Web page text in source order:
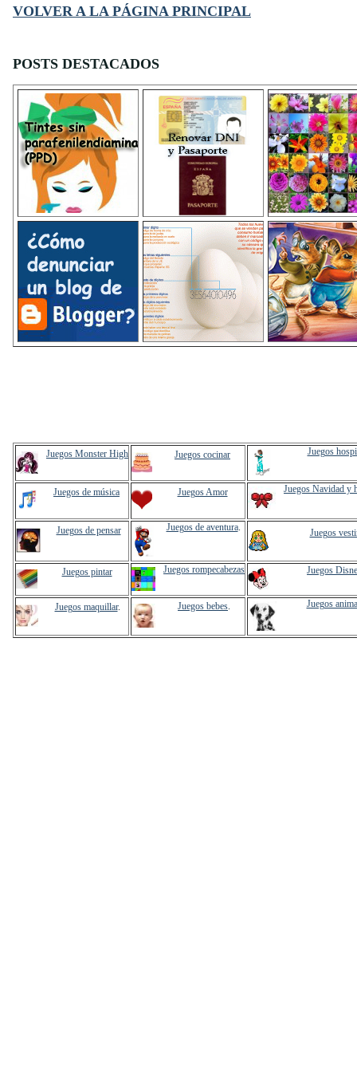
VOLVER A LA PÁGINA PRINCIPAL
POSTS DESTACADOS
Juegos Monster High Juegos cocinar Juegos
Juegos de música Juegos Amor Juegos Navidad y
Juegos de pensar Juegos de aventura. Juegos
Juegos pintar Juegos rompecabezas Juegos
Juegos maquillar. Juegos bebes. Juegos